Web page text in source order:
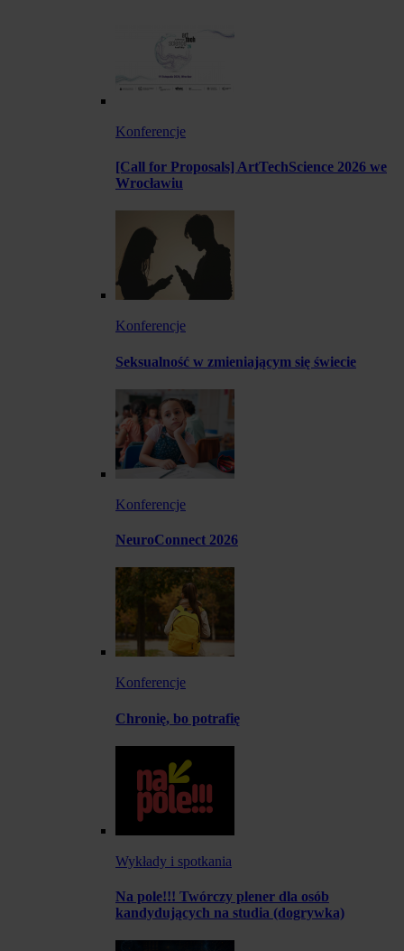
Konferencje
[Call for Proposals] ArtTechScience 2026 we
Wrocławiu
Konferencje
Seksualność w zmieniającym się świecie
Konferencje
NeuroConnect 2026
Konferencje
Chronię, bo potrafię
Wykłady i spotkania
Na pole!!! Twórczy plener dla osób
kandydujących na studia (dogrywka)